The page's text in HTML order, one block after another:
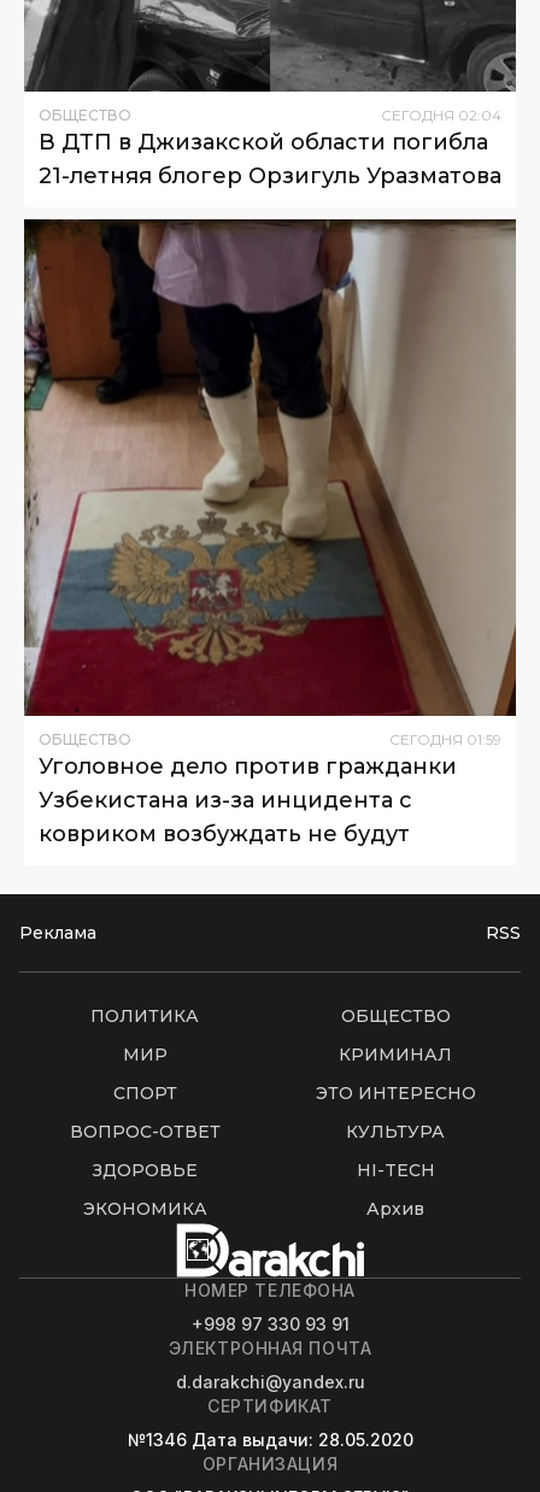
ОБЩЕСТВО СЕГОДНЯ 02:04
В ДТП в Джизакской области погибла
21-летняя блогер Орзигуль Уразматова
ОБЩЕСТВО СЕГОДНЯ 01:59
Уголовное дело против гражданки
Узбекистана из-за инцидента с
ковриком возбуждать не будут
Реклама RSS
ПОЛИТИКА
ОБЩЕСТВО
МИР
КРИМИНАЛ
СПОРТ
ЭТО ИНТЕРЕСНО
ВОПРОС-ОТВЕТ
КУЛЬТУРА
ЗДОРОВЬЕ
HI-TECH
ЭКОНОМИКА
Архив
НОМЕР ТЕЛЕФОНА
+998 97 330 93 91
ЭЛЕКТРОННАЯ ПОЧТА
d.darakchi@yandex.ru
СЕРТИФИКАТ
№1346 Дата выдачи: 28.05.2020
ОРГАНИЗАЦИЯ